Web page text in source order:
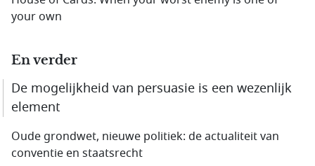
your own
En verder
De mogelijkheid van persuasie is een wezenlijk
element
Oude grondwet, nieuwe politiek: de actualiteit van
conventie en staatsrecht